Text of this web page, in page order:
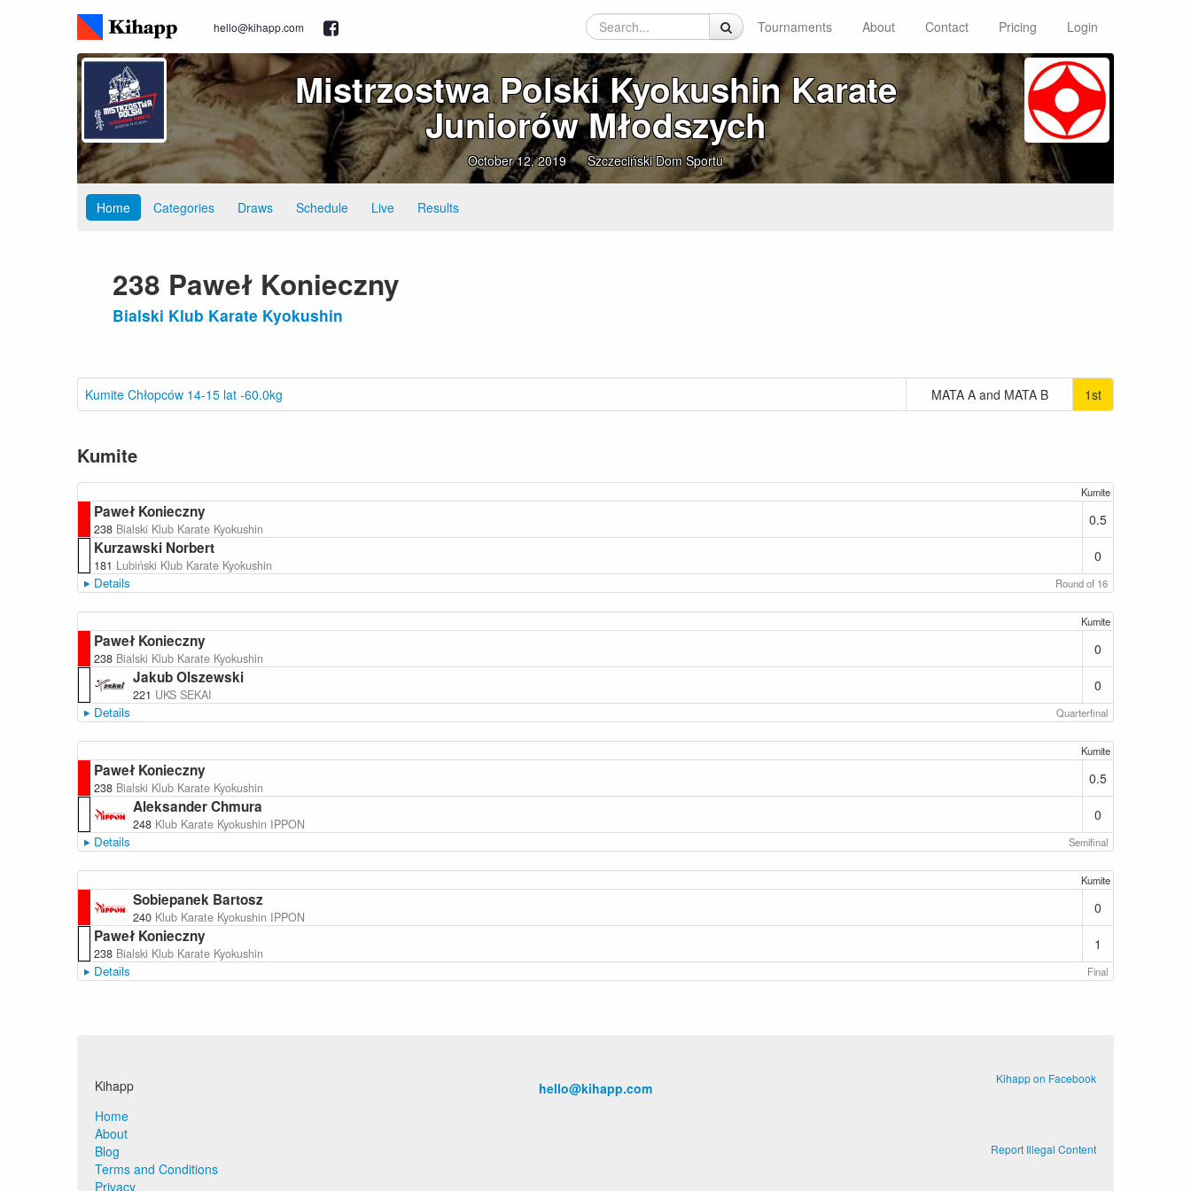
hello@kihapp.com Tournaments About Contact Pricing Login
Mistrzostwa Polski Kyokushin Karate
Juniorów Młodszych
October 12, 2019 Szczeciński Dom Sportu
Home Categories Draws Schedule Live Results
238 Paweł Konieczny
Bialski Klub Karate Kyokushin
Kumite Chłopców 14-15 lat -60.0kg MATA A and MATA B 1st
Kumite
Kumite
Paweł Konieczny
238 Bialski Klub Karate Kyokushin
0.5
Kurzawski Norbert
181 Lubiński Klub Karate Kyokushin
0
Details Round of 16
Kumite
Paweł Konieczny
238 Bialski Klub Karate Kyokushin
0
Jakub Olszewski
221 UKS SEKAI
0
Details Quarterfinal
Kumite
Paweł Konieczny
238 Bialski Klub Karate Kyokushin
0.5
Aleksander Chmura
248 Klub Karate Kyokushin IPPON
0
Details Semifinal
Kumite
Sobiepanek Bartosz
240 Klub Karate Kyokushin IPPON
0
Paweł Konieczny
238 Bialski Klub Karate Kyokushin
1
Details Final
Kihapp
Home
About
Blog
Terms and Conditions
Privacy
hello@kihapp.com
Kihapp on Facebook
Report Illegal Content